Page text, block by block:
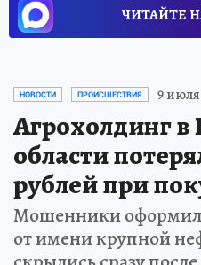
ЧИТАЙТЕ
НОВОСТИ ПРОИСШЕСТВИЯ 9 июля
Агрохолдинг
области
рублей при
Мошенники
от имени крупной